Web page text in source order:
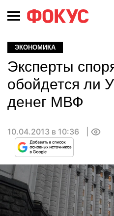
ЭКОНОМИКА
Эксперты
обойдется ли
денег МВФ
10.04.2013 в 10:36